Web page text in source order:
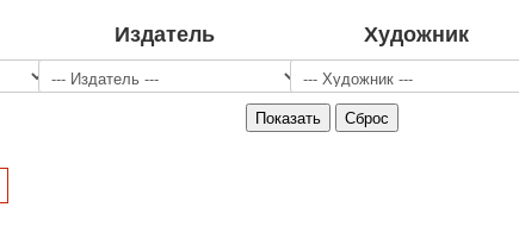
Джокеры
Транспорт
Охота и рыбалка
Издатель Художник